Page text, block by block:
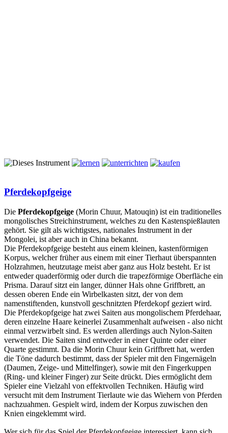
Pferdekopfgeige
Die Pferdekopfgeige (Morin Chuur, Matouqin) ist ein traditionelles
mongolisches Streichinstrument, welches zu den Kastenspießlauten
gehört. Sie gilt als wichtigstes, nationales Instrument in der
Mongolei, ist aber auch in China bekannt.
Die Pferdekopfgeige besteht aus einem kleinen, kastenförmigen
Korpus, welcher früher aus einem mit einer Tierhaut überspannten
Holzrahmen, heutzutage meist aber ganz aus Holz besteht. Er ist
entweder quaderförmig oder durch die trapezförmige Oberfläche ein
Prisma. Darauf sitzt ein langer, dünner Hals ohne Griffbrett, an
dessen oberen Ende ein Wirbelkasten sitzt, der von dem
namenstiftenden, kunstvoll geschnitzten Pferdekopf geziert wird.
Die Pferdekopfgeige hat zwei Saiten aus mongolischem Pferdehaar,
deren einzelne Haare keinerlei Zusammenhalt aufweisen - also nicht
einmal verzwirbelt sind. Es werden allerdings auch Nylon-Saiten
verwendet. Die Saiten sind entweder in einer Quinte oder einer
Quarte gestimmt. Da die Morin Chuur kein Griffbrett hat, werden
die Töne dadurch bestimmt, dass der Spieler mit den Fingernägeln
(Daumen, Zeige- und Mittelfinger), sowie mit den Fingerkuppen
(Ring- und kleiner Finger) zur Seite drückt. Dies ermöglicht dem
Spieler eine Vielzahl von effektvollen Techniken. Häufig wird
versucht mit dem Instrument Tierlaute wie das Wiehern von Pferden
nachzuahmen. Gespielt wird, indem der Korpus zuwischen den
Knien eingeklemmt wird.